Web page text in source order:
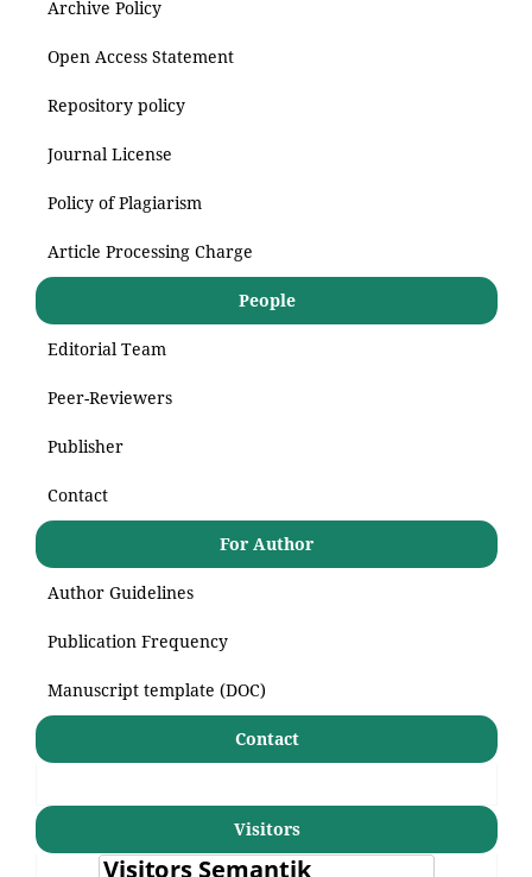
Archive Policy
Open Access Statement
Repository policy
Journal License
Policy of Plagiarism
Article Processing Charge
People
Editorial Team
Peer-Reviewers
Publisher
Contact
For Author
Author Guidelines
Publication Frequency
Manuscript template (DOC)
Contact
Visitors